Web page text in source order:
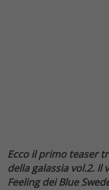
Ecco il primo teaser
della galassia vol.2. Il
Feeling dei Blue